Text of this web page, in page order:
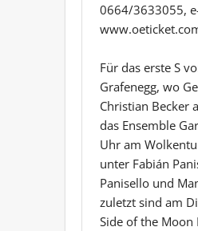
0664/3633055,
Für das erste S
Grafenegg, wo
Christian Becker
das Ensemble
Uhr am
unter Fabián
Panisello und
zuletzt sind am
Side of the